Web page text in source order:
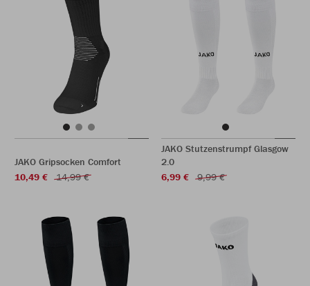
JAKO Gripsocken Comfort
10,49 €
14,99 €
JAKO Stutzenstrumpf Glasgow
2.0
6,99 €
9,99 €